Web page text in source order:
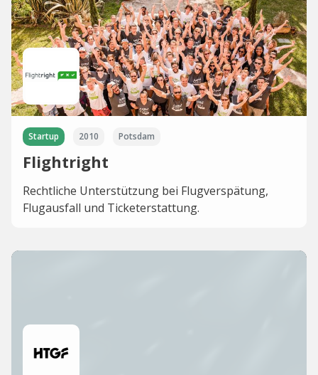
Startup 2010 Potsdam
Flightright
Rechtliche Unterstützung bei Flugverspätung,
Flugausfall und Ticketerstattung.